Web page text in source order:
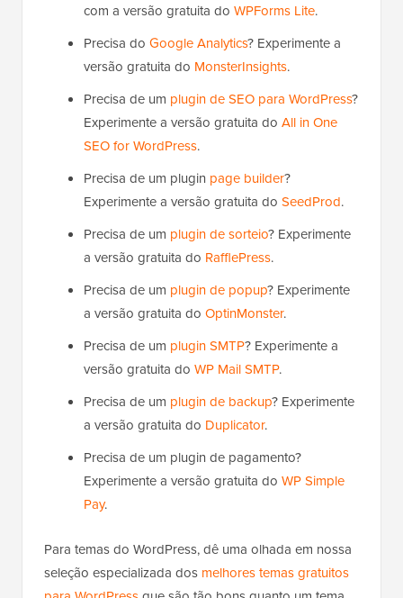
com a versão gratuita do WPForms Lite.
Precisa do Google Analytics? Experimente a
versão gratuita do MonsterInsights.
Precisa de um plugin de SEO para WordPress?
Experimente a versão gratuita do All in One
SEO for WordPress.
Precisa de um plugin page builder?
Experimente a versão gratuita do SeedProd.
Precisa de um plugin de sorteio? Experimente
a versão gratuita do RafflePress.
Precisa de um plugin de popup? Experimente
a versão gratuita do OptinMonster.
Precisa de um plugin SMTP? Experimente a
versão gratuita do WP Mail SMTP.
Precisa de um plugin de backup? Experimente
a versão gratuita do Duplicator.
Precisa de um plugin de pagamento?
Experimente a versão gratuita do WP Simple
Pay.
Para temas do WordPress, dê uma olhada em nossa
seleção especializada dos melhores temas gratuitos